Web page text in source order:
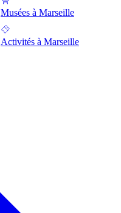
Musées à Marseille
Activités à Marseille